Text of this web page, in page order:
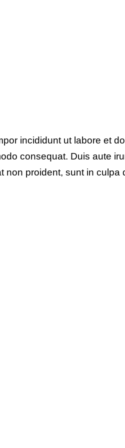
incididunt ut labore et
consequat. Duis aute
proident, sunt in culpa